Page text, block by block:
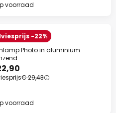
voorraad
-22%
Photo in aluminium
€ 29,43
voorraad